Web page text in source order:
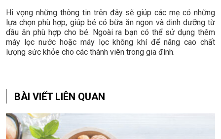
Hi vọng những thông tin trên đây sẽ giúp các mẹ có những
lựa chọn phù hợp, giúp bé có bữa ăn ngon và dinh dưỡng từ
dầu ăn phù hợp cho bé. Ngoài ra bạn có thể sử dụng thêm
máy lọc nước hoặc máy lọc không khí để nâng cao chất
lượng sức khỏe cho các thành viên trong gia đình.
BÀI VIẾT LIÊN QUAN